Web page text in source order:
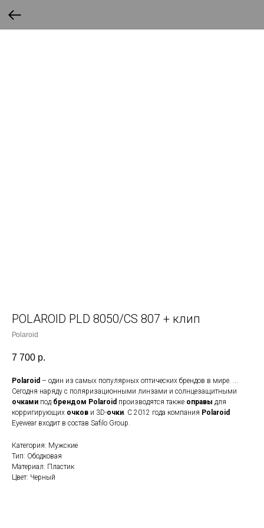
POLAROID PLD 8050/CS 807 + клип
Роlаrоid
7 700 р.
Polaroid – один из самых популярных оптических брендов в мире. ...
Сегодня наряду с поляризационными линзами и солнцезащитными
очками под брендом Polaroid производятся также оправы для
корригирующих очков и 3D-очки. С 2012 года компания Polaroid
Eyewear входит в состав Safilo Group.
Категория: Мужские
Тип: Ободковая
Материал: Пластик
Цвет: Черный